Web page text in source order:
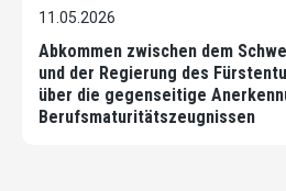
11.05.2026
Abkommen zwischen dem
und der Regierung des
über die gegenseitige
Berufsmaturitätszeugnissen